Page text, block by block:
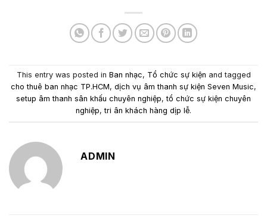
This entry was posted in Ban nhạc, Tổ chức sự kiện and tagged
cho thuê ban nhạc TP.HCM, dịch vụ âm thanh sự kiện Seven Music,
setup âm thanh sân khấu chuyên nghiệp,tổ chức sự kiện chuyên
nghiệp,tri ân khách hàng dịp lễ.
ADMIN